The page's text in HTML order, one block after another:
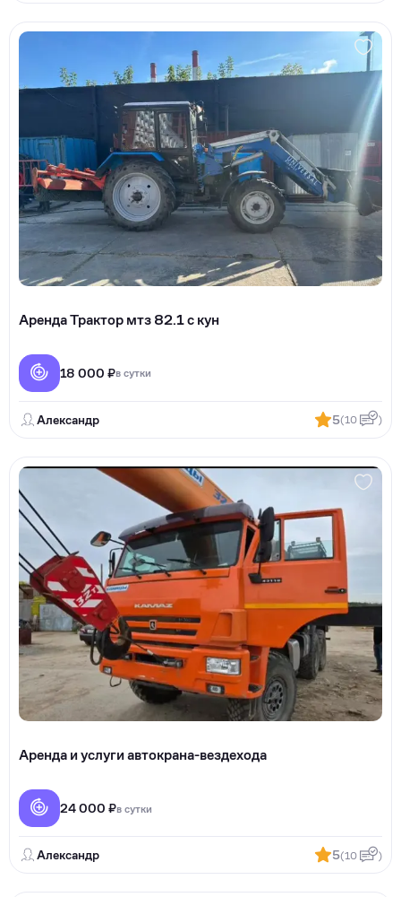
Аренда Трактор мтз 82.1 с кун
18 000 ₽в сутки
Александр 5(10 )
Аренда и услуги автокрана-вездехода
24 000 ₽в сутки
Александр 5(10 )